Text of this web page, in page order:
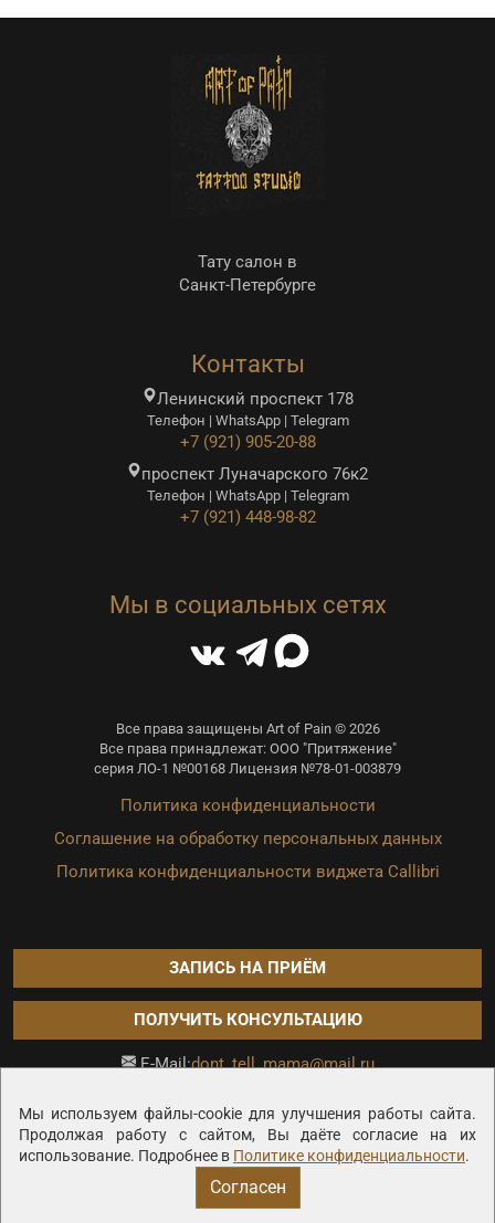
Мы используем файлы-cookie для улучшения работы сайта.
Продолжая работу с сайтом, Вы даёте согласие на их
использование. Подробнее в Политике конфиденциальности.
Согласен
Тату салон в
Санкт-Петербурге
Контакты
Ленинский проспект 178
Телефон | WhatsApp | Telegram
+7 (921) 905-20-88
проспект Луначарского 76к2
Телефон | WhatsApp | Telegram
+7 (921) 448-98-82
Мы в социальных сетях
Все права защищены Art of Pain © 2026
Все права принадлежат: ООО "Притяжение"
серия ЛО-1 №00168 Лицензия №78-01-003879
Политика конфиденциальности
Соглашение на обработку персональных данных
Политика конфиденциальности виджета Callibri
ЗАПИСЬ НА ПРИЁМ
ПОЛУЧИТЬ КОНСУЛЬТАЦИЮ
E-Mail:dont_tell_mama@mail.ru